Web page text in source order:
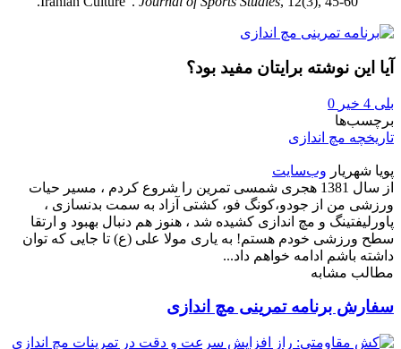
آیا این نوشته برایتان مفید بود؟
بلی 4 خیر 0
برچسب‌ها
تاریخچه مچ اندازی
پویا شهریار وب‌سایت
از سال 1381 هجری شمسی تمرین را شروع کردم ، مسیر حیات
ورزشی من از جودو،کونگ فو، کشتی آزاد به سمت بدنسازی ،
پاورلیفتینگ و مچ اندازی کشیده شد ، هنوز هم دنبال بهبود و ارتقا
سطح ورزشی خودم هستم! به یاری مولا علی (ع) تا جایی که توان
داشته باشم ادامه خواهم داد...
مطالب مشابه
سفارش برنامه تمرینی مچ اندازی